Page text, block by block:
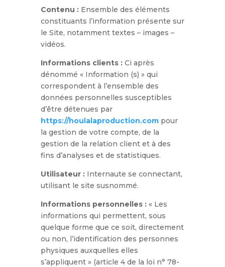
Contenu :Ensemble des éléments
constituants l’information présente sur
le Site, notamment textes – images –
vidéos.
Informations clients : Ci après
dénommé « Information (s) » qui
correspondent à l’ensemble des
données personnelles susceptibles
d’être détenues par
https://houlalaproduction.com pour
la gestion de votre compte, de la
gestion de la relation client et à des
fins d’analyses et de statistiques.
Utilisateur : Internaute se connectant,
utilisant le site susnommé.
Informations personnelles : « Les
informations qui permettent, sous
quelque forme que ce soit, directement
ou non, l’identification des personnes
physiques auxquelles elles
s’appliquent » (article 4 de la loi n° 78-